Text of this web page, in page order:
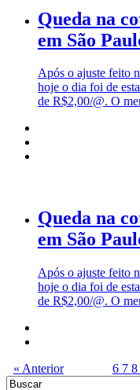
Queda na
em São
Após o ajuste feito
hoje o dia foi de
de R$2,00/@. O
Queda na
em São
Após o ajuste feito
hoje o dia foi de
de R$2,00/@. O
« Anterior 6 7 8